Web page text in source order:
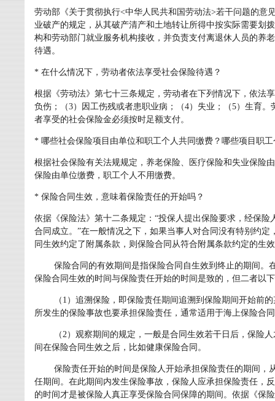
劳动部《关于贯彻执行<中华人民共和国劳动法>若干问题的意
业破产的规定，从其破产清产和土地转让所得中按实际需要划
构和劳动部门就业服务机构接收，并负责支付离退休人员的养
待遇。
* 在什么情况下，劳动者依法享受社会保险待遇？
根据《劳动法》第七十三条规定，劳动者在下列情况下，依法
负伤；（3）因工伤残或者患职业病；（4）失业；（5）生育
者享受的社会保险金必须按时足额支付。
* 哪些社会保险项目由单位和职工个人共同缴费？哪些项目职
根据社会保险有关法规规定，养老保险、医疗保险和失业保险
保险由单位缴费，职工个人不用缴费。
* 保险合同生效，意味着保险责任的开始吗？
依据《保险法》第十二条规定：“投保人提出保险要求，经保
合同成立。”在一般情况之下，如果当事人对合同没有特别约
同生效约定了附属条款，则保险合同从符合附属条款约定的生
保险合同的有效期间是指保险合同自生效到终止的期间。
保险合同生效的时间与保险责任开始的时间是致的，但二者以
（1）追溯保险，即保险责任期间追溯到保险期间开始前的
所发生的保险事故也要承担保险责任，通常适用于海上保险合
（2）观察期间的规定，一般是合同生效若干日后，保险人
间在保险合同生效之后，比如健康保险合同。
保险责任开始的时间是保险人开始承担保险责任的期间，
任期间。在此期间内发生保险事故，保险人应承担保险责任，
的时间才是被保险人真正享受保险合同保障的期间。依据《保